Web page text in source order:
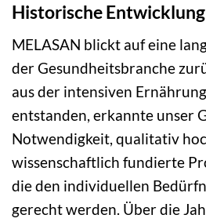
Historische
MELASAN blickt auf eine
der Gesundheitsbranche
aus der intensiven
entstanden, erkannte unser
Notwendigkeit, qualitativ
wissenschaftlich fundierte
die den individuellen
gerecht werden. Über die